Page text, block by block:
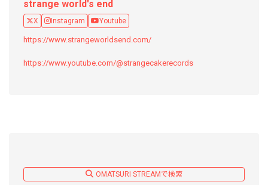
strange world's end
X Instagram Youtube
https://www.strangeworldsend.com/
https://www.youtube.com/@strangecakerecords
OMATSURI STREAMで検索